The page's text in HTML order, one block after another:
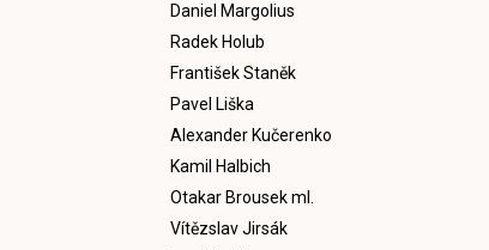
Daniel Margolius
Radek Holub
František Staněk
Pavel Liška
Alexander Kučerenko
Kamil Halbich
Otakar Brousek ml.
Vítězslav Jirsák